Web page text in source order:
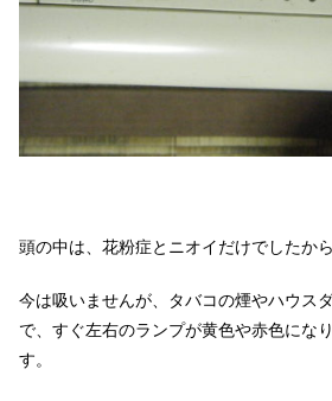
頭の中は、花粉症とニオイだけでしたから
今は吸いませんが、タバコの煙やハウス
で、すぐ左右のランプが黄色や赤色にな
す。